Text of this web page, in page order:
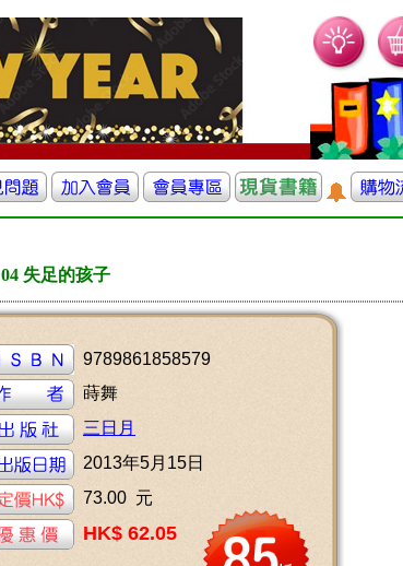
失足的孩子
9789861858579
蒔舞
三日月
2013年5月15日
73.00 元
HK$ 62.05